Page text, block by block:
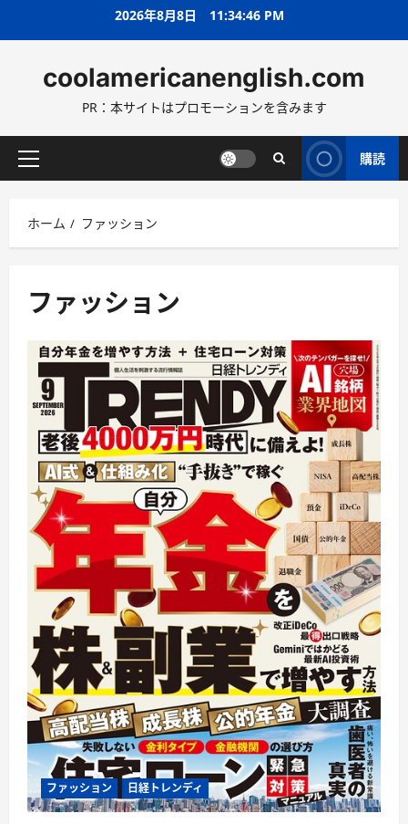
ス
ッ
2026年8月8日 11:34:49 PM
coolamericanenglish.com
PR：本サイトはプロモーションを含みます
メ
メ
ニ
ー
購読
ホーム ファッション
ファッション
ファッション 日経トレンディ